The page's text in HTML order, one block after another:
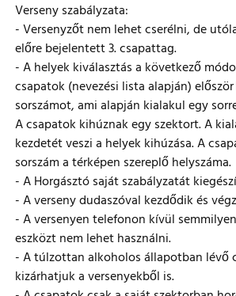
Verseny szabályzata:
- Versenyzőt nem lehet cserélni, de
előre bejelentett 3. csapattag.
- A helyek kiválasztás a következő
csapatok (nevezési lista alapján)
sorszámot, ami alapján kialakul egy
A csapatok kihúznak egy szektort. A
kezdetét veszi a helyek kihúzása. A
sorszám a térképen szereplő helyszáma.
- A Horgásztó saját szabályzatát
- A verseny dudaszóval kezdődik és
- A versenyen telefonon kívül
eszközt nem lehet használni.
- A túlzottan alkoholos állapotban lévő
kizárhatjuk a versenyekből is.